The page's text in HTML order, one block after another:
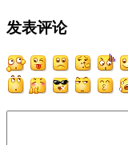
发表评论